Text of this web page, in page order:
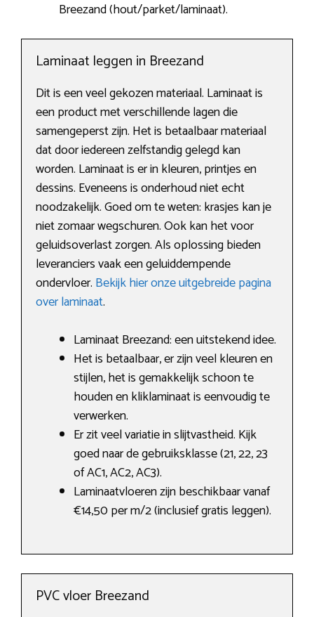
Breezand (hout/parket/laminaat).
Laminaat leggen in Breezand
Dit is een veel gekozen materiaal. Laminaat is
een product met verschillende lagen die
samengeperst zijn. Het is betaalbaar materiaal
dat door iedereen zelfstandig gelegd kan
worden. Laminaat is er in kleuren, printjes en
dessins. Eveneens is onderhoud niet echt
noodzakelijk. Goed om te weten: krasjes kan je
niet zomaar wegschuren. Ook kan het voor
geluidsoverlast zorgen. Als oplossing bieden
leveranciers vaak een geluiddempende
ondervloer. Bekijk hier onze uitgebreide pagina
over laminaat.
Laminaat Breezand: een uitstekend idee.
Het is betaalbaar, er zijn veel kleuren en
stijlen, het is gemakkelijk schoon te
houden en kliklaminaat is eenvoudig te
verwerken.
Er zit veel variatie in slijtvastheid. Kijk
goed naar de gebruiksklasse (21, 22, 23
of AC1, AC2, AC3).
Laminaatvloeren zijn beschikbaar vanaf
€14,50 per m/2 (inclusief gratis leggen).
PVC vloer Breezand